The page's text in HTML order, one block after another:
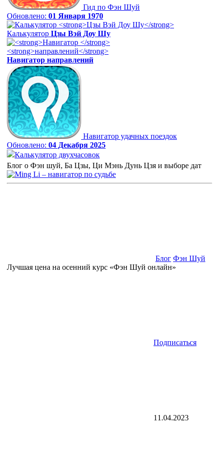
Гид по Фэн Шуй
Обновлено: 01 Января 1970
Калькулятор Цзы Вэй Доу Шу
Навигатор направлений
Навигатор удачных поездок
Обновлено: 04 Декабря 2025
Калькулятор двухчасовок
Блог о Фэн шуй, Ба Цзы, Ци Мэнь Дунь Цзя и выборе дат
Блог Фэн Шуй
Лучшая цена на осенний курс «Фэн Шуй онлайн»
Подписаться
11.04.2023